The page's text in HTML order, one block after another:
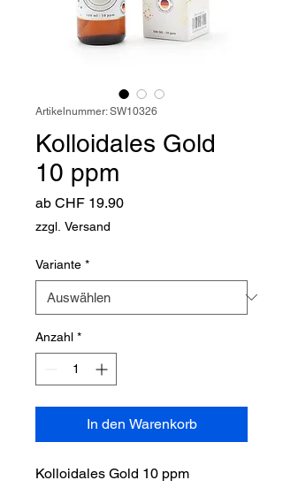
Artikelnummer: SW10326
Kolloidales Gold
10 ppm
ab CHF 19.90Sale-
zzgl. Versand
Variante *
Anzahl *
In den Warenkorb
Kolloidales Gold 10 ppm